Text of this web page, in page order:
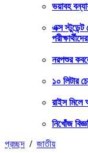
ভয়াবহ
এক্স
নরপশুর
১০ লিটার
রাইস
নিখোঁজ
প্রচ্ছদ / জাতীয়